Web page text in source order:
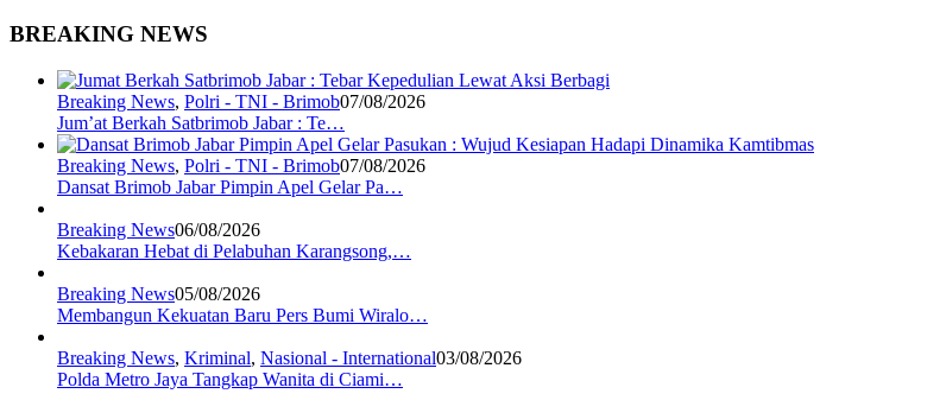
BREAKING NEWS
Breaking News, Polri - TNI - Brimob07/08/2026
Jum’at Berkah Satbrimob Jabar : Te…
Breaking News, Polri - TNI - Brimob07/08/2026
Dansat Brimob Jabar Pimpin Apel Gelar Pa…
Breaking News06/08/2026
Kebakaran Hebat di Pelabuhan Karangsong,…
Breaking News05/08/2026
Membangun Kekuatan Baru Pers Bumi Wiralo…
Breaking News, Kriminal, Nasional - International03/08/2026
Polda Metro Jaya Tangkap Wanita di Ciami…